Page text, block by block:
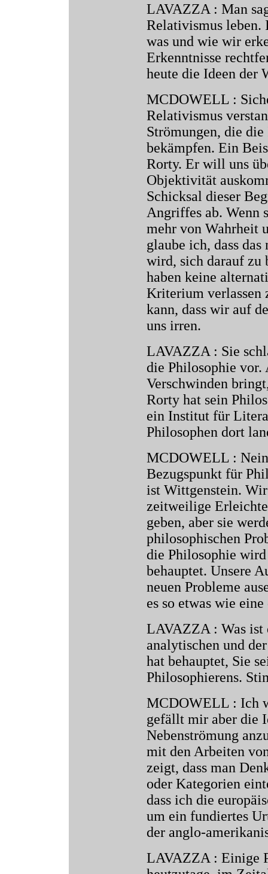
LAVAZZA : Man
Relativismus leben.
was und wie wir
Erkenntnisse
heute die Ideen der
MCDOWELL :
Relativismus
Strömungen, die
bekämpfen. Ein
Rorty. Er will uns
Objektivität
Schicksal dieser
Angriffes ab. Wenn
mehr von Wahrheit
glaube ich, dass
wird, sich darauf zu
haben keine
Kriterium verlassen
kann, dass wir auf
uns irren.
LAVAZZA : Sie
die Philosophie vor.
Verschwinden
Rorty hat sein
ein Institut für
Philosophen dort
MCDOWELL :
Bezugspunkt für
ist Wittgenstein. Wir
zeitweilige
geben, aber sie
philosophischen
die Philosophie
behauptet. Unsere
neuen Probleme
es so etwas wie
LAVAZZA : Was ist
analytischen und
hat behauptet, Sie
Philosophierens.
MCDOWELL : Ich
gefällt mir aber die
Nebenströmung
mit den Arbeiten
zeigt, dass man
oder Kategorien
dass ich die
um ein fundiertes
der anglo-
LAVAZZA : Einige